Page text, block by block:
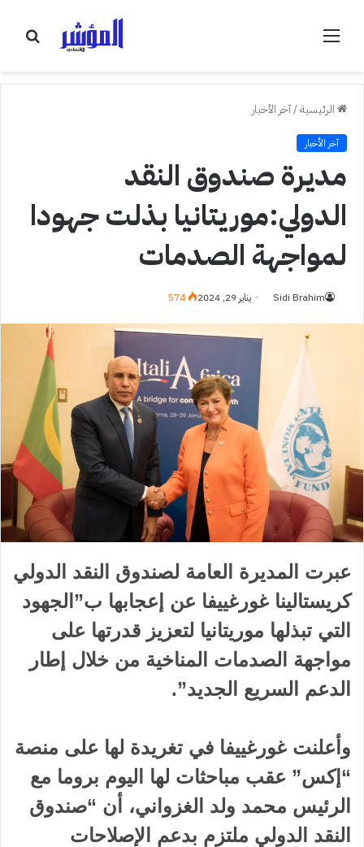
القائمة
الرئيسية/آخر الأخبار
آخر الأخبار
مديرة صندوق النقد
الدولي:موريتانيا بذلت جهودا
لمواجهة الصدمات
Sidi Brahim يناير 29, 2024 574
عبرت المديرة العامة لصندوق النقد الدولي
كريستالينا غورغييفا عن إعجابها ب”الجهود
التي تبذلها موريتانيا لتعزيز قدرتها على
مواجهة الصدمات المناخية من خلال إطار
الدعم السريع الجديد”.
وأعلنت غورغييفا في تغريدة لها على منصة
“إكس” عقب مباحثات لها اليوم بروما مع
الرئيس محمد ولد الغزواني، أن “صندوق
النقد الدولي ملتزم بدعم الإصلاحات